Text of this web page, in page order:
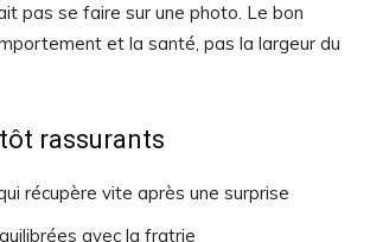
pas se faire sur une photo. Le bon
et la santé, pas la largeur du
rassurants
récupère vite après une surprise
avec la fratrie